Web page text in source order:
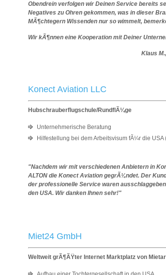
Obendrein verfolgen wir Deinen Service bereits
Negatives zu Ohren gekommen, was in dieser
MÃ¶chtegern Wissenden nur so wimmelt,
Wir kÃ¶nnen eine Kooperation mit Deiner
Klaus M., Goldman
Konect Aviation LLC
Hubschrauberflugschule/RundflÃ¼ge
Unternehmerische Beratung
Hilfestellung bei dem Arbeitsvisum fÃ¼r die USA
"Nachdem wir mit verschiedenen Anbietern in
ALTON die Konect Aviation gegrÃ¼ndet. Der
der professionelle Service waren
den USA. Wir danken Ihnen sehr!"
Ingo
Miet24 GmbH
Weltweit grÃ¶ÃŸter Internet Marktplatz von